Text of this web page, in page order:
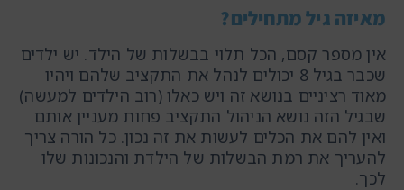
מאיזה גיל מתחילים?
אין מספר קסם, הכל תלוי בבשלות של הילד. יש ילדים
שכבר בגיל 8 יכולים לנהל את התקציב שלהם ויהיו
מאוד רציניים בנושא זה ויש כאלו (רוב הילדים למעשה)
שבגיל הזה נושא הניהול התקציב פחות מעניין אותם
ואין להם את הכלים לעשות את זה נכון. כל הורה צריך
להעריך את רמת הבשלות של הילדת והנכונות שלו
לכך.